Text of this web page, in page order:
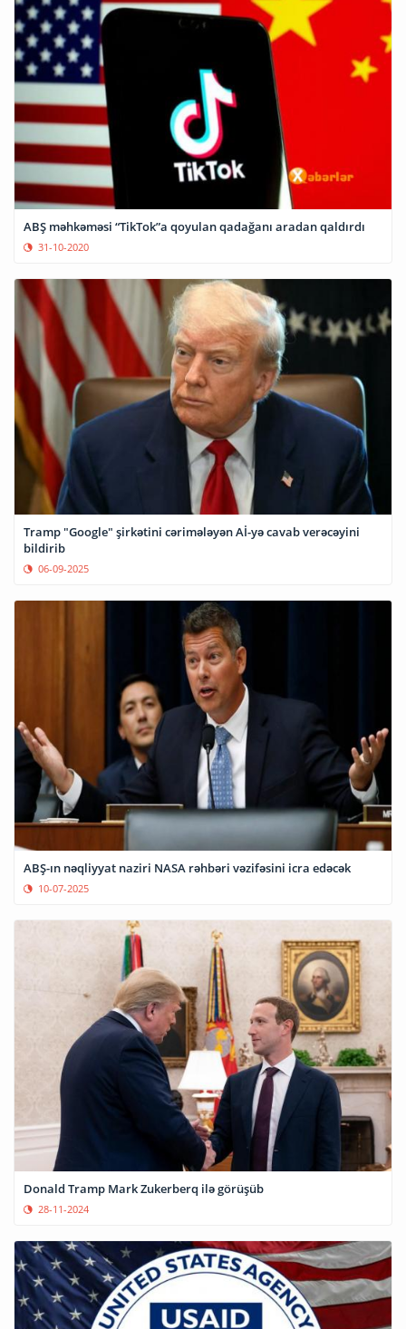
ABŞ məhkəməsi “TikTok”a qoyulan qadağanı aradan qaldırdı
31-10-2020
Tramp "Google" şirkətini cərimələyən Aİ-yə cavab verəcəyini
bildirib
06-09-2025
ABŞ-ın nəqliyyat naziri NASA rəhbəri vəzifəsini icra edəcək
10-07-2025
Donald Tramp Mark Zukerberq ilə görüşüb
28-11-2024